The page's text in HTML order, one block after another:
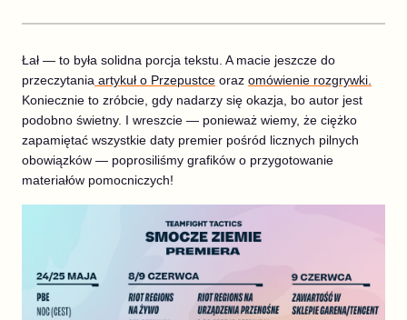
Łał — to była solidna porcja tekstu. A macie jeszcze do
przeczytania artykuł o Przepustce oraz omówienie rozgrywki.
Koniecznie to zróbcie, gdy nadarzy się okazja, bo autor jest
podobno świetny. I wreszcie — ponieważ wiemy, że ciężko
zapamiętać wszystkie daty premier pośród licznych pilnych
obowiązków — poprosiliśmy grafików o przygotowanie
materiałów pomocniczych!